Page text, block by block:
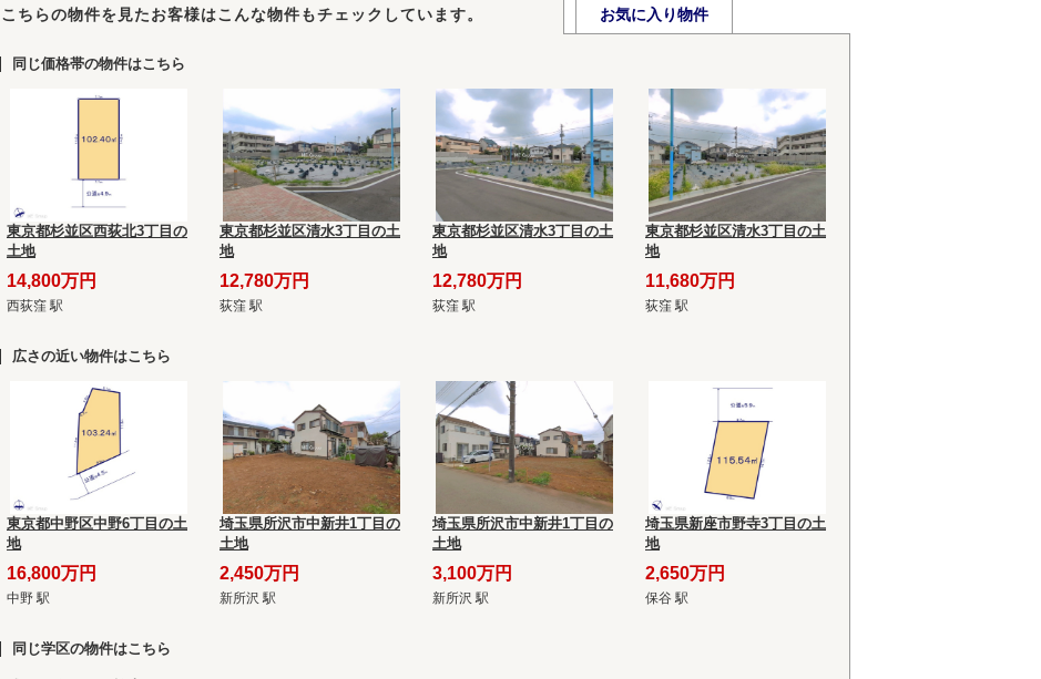
こちらの物件を見たお客様はこんな物件もチェックしています。 お気に入り物件
同じ価格帯の物件はこちら
東京都杉並区西荻北3丁目の
土地
14,800万円
西荻窪 駅
東京都杉並区清水3丁目の土
地
12,780万円
荻窪 駅
東京都杉並区清水3丁目の土
地
12,780万円
荻窪 駅
東京都杉並区清水3丁目の土
地
11,680万円
荻窪 駅
広さの近い物件はこちら
東京都中野区中野6丁目の土
地
16,800万円
中野 駅
埼玉県所沢市中新井1丁目の
土地
2,450万円
新所沢 駅
埼玉県所沢市中新井1丁目の
土地
3,100万円
新所沢 駅
埼玉県新座市野寺3丁目の土
地
2,650万円
保谷 駅
同じ学区の物件はこちら